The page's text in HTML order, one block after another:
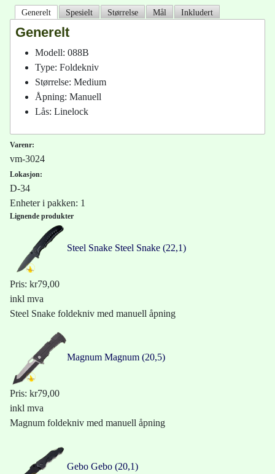
Generelt Spesielt Størrelse Mål Inkludert
Generelt
Modell: 088B
Type: Foldekniv
Størrelse: Medium
Åpning: Manuell
Lås: Linelock
Varenr:
vm-3024
Lokasjon:
D-34
Enheter i pakken: 1
Lignende produkter
Steel Snake Steel Snake (22,1)
Pris: kr79,00
inkl mva
Steel Snake foldekniv med manuell åpning
Magnum Magnum (20,5)
Pris: kr79,00
inkl mva
Magnum foldekniv med manuell åpning
Gebo Gebo (20,1)